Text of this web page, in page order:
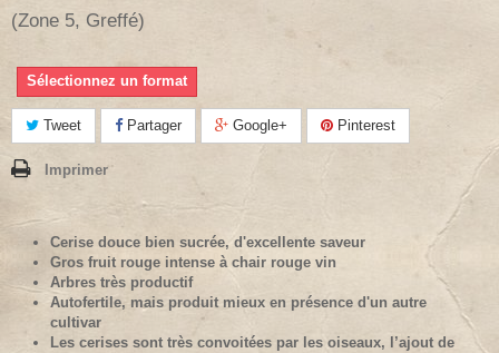
(Zone 5, Greffé)
Sélectionnez un format
Tweet Partager Google+ Pinterest
Imprimer
Cerise douce bien sucrée, d'excellente saveur
Gros fruit rouge intense à chair rouge vin
Arbres très productif
Autofertile, mais produit mieux en présence d'un autre
cultivar
Les cerises sont très convoitées par les oiseaux, l’ajout de